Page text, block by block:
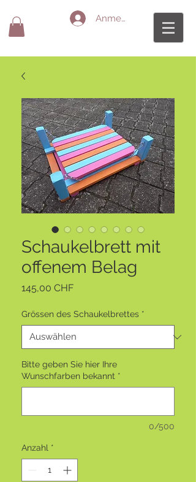
Anmelden
Schaukelbrett mit
offenem Belag
145,00 CHFPreis
Grössen des Schaukelbrettes *
Bitte geben Sie hier Ihre
Wunschfarben bekannt *
0/500
Anzahl *